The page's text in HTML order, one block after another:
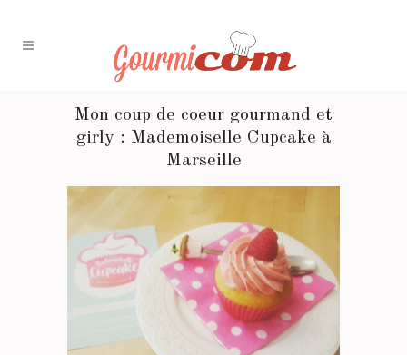
Mon coup de coeur gourmand et
girly : Mademoiselle Cupcake à
Marseille